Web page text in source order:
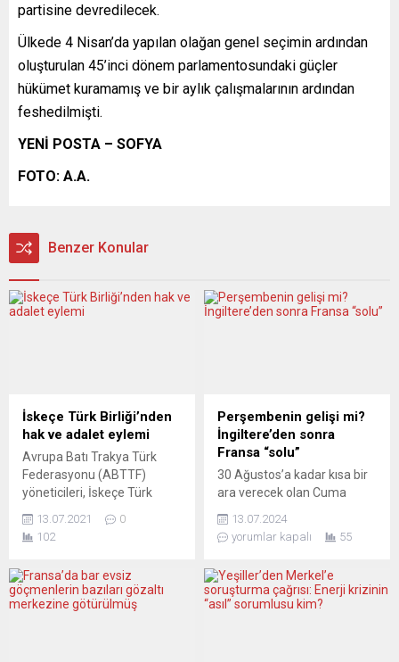
partisine devredilecek.
Ülkede 4 Nisan’da yapılan olağan genel seçimin ardından
oluşturulan 45’inci dönem parlamentosundaki güçler
hükümet kuramamış ve bir aylık çalışmalarının ardından
feshedilmişti.
YENİ POSTA – SOFYA
FOTO: A.A.
Benzer Konular
İskeçe Türk Birliği’nden
hak ve adalet eylemi
Avrupa Batı Trakya Türk
Federasyonu (ABTTF)
yöneticileri, İskeçe Türk
Avrupa İnsan Hakları
Mahkemesi (AİHM)
Yunanistan Yargıtayı’nın
İTB’nin yeniden tescil
13.07.2021
0
102
Perşembenin gelişi mi?
İngiltere’den sonra
Fransa “solu”
30 Ağustos’a kadar kısa bir
ara verecek olan Cuma
son programındaki sohbet
konusu İngiltere
Fransa’da yaşanan
“şaşkınlık” ve Avrupa’yı
13.07.2024
yorumlar kapalı
55